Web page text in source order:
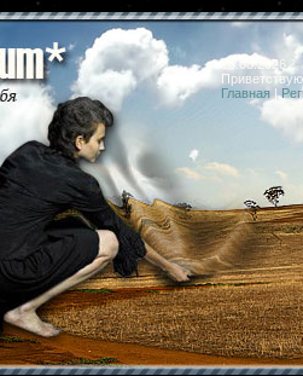
10.08.2026
Главная |